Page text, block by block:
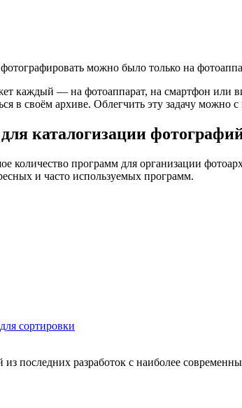
можно было только на
каждый — на фотоаппарат, на смартфон или
в своём архиве. Облегчить эту задачу
каталогизации
количество программ для организации
и часто используемых программ.
сортировки
последних разработок с наиболее